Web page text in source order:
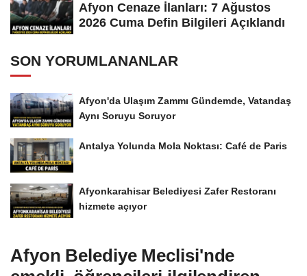
Afyon Cenaze İlanları: 7 Ağustos
2026 Cuma Defin Bilgileri Açıklandı
SON YORUMLANANLAR
Afyon'da Ulaşım Zammı Gündemde, Vatandaş
Aynı Soruyu Soruyor
Antalya Yolunda Mola Noktası: Café de Paris
Afyonkarahisar Belediyesi Zafer Restoranı
hizmete açıyor
Afyon Belediye Meclisi'nde